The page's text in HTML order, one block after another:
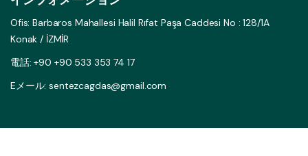
Ofis: Barbaros Mahallesi Halil Rıfat Paşa Caddesi No : 128/1A
Konak / İZMİR
電話: +90 +90 533 353 74 17
Eメール: sentezcagdas@gmail.com